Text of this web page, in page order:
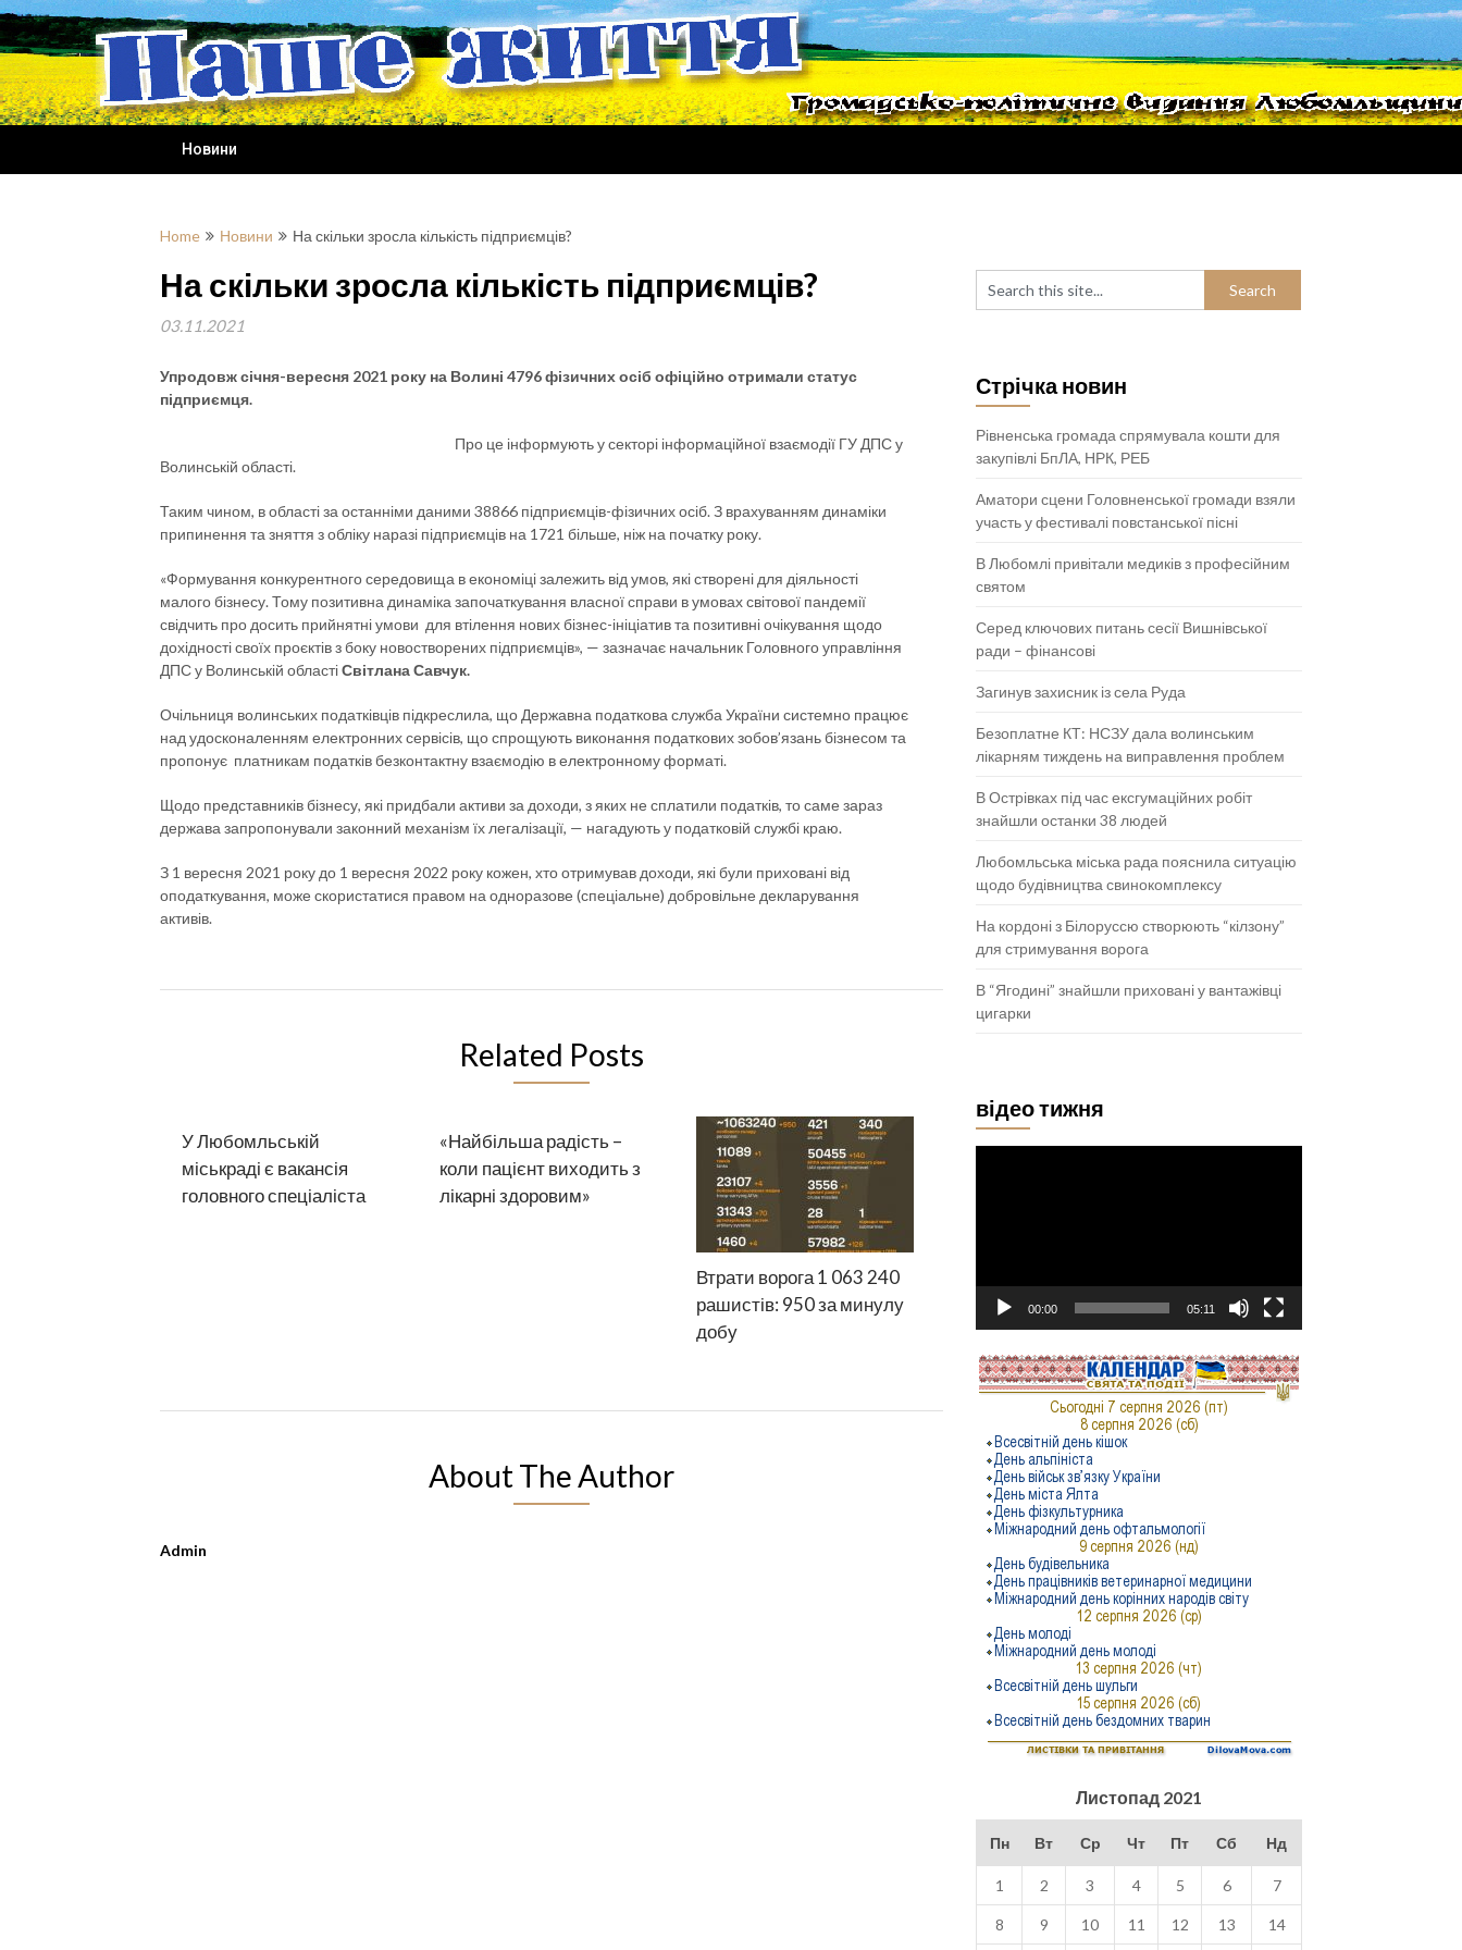
Skip
to
content
Новини
Home Новини На скільки зросла кількість підприємців?
На скільки зросла кількість підприємців?
03.11.2021
Упродовж січня-вересня 2021 року на Волині 4796 фізичних осіб офіційно отримали статус
підприємця.
Про це інформують у секторі інформаційної взаємодії ГУ ДПС у
Волинській області.
Таким чином, в області за останніми даними 38866 підприємців-фізичних осіб. З врахуванням динаміки
припинення та зняття з обліку наразі підприємців на 1721 більше, ніж на початку року.
«Формування конкурентного середовища в економіці залежить від умов, які створені для діяльності
малого бізнесу. Тому позитивна динаміка започаткування власної справи в умовах світової пандемії
свідчить про досить прийнятні умови для втілення нових бізнес-ініціатив та позитивні очікування щодо
дохідності своїх проєктів з боку новостворених підприємців», — зазначає начальник Головного управління
ДПС у Волинській областіСвітлана Савчук.
Очільниця волинських податківців підкреслила, що Державна податкова служба України системно працює
над удосконаленням електронних сервісів, що спрощують виконання податкових зобов’язань бізнесом та
пропонує платникам податків безконтактну взаємодію в електронному форматі.
Щодо представників бізнесу, які придбали активи за доходи, з яких не сплатили податків, то саме зараз
держава запропонували законний механізм їх легалізації, — нагадують у податковій службі краю.
З 1 вересня 2021 року до 1 вересня 2022 року кожен, хто отримував доходи, які були приховані від
оподаткування, може скористатися правом на одноразове (спеціальне) добровільне декларування
активів.
Related Posts
У Любомльській
міськраді є вакансія
головного спеціаліста
«Найбільша радість –
коли пацієнт виходить з
лікарні здоровим»
Втрати ворога 1 063 240
рашистів: 950 за минулу
добу
About The Author
Admin
Стрічка новин
Рівненська громада спрямувала кошти для
закупівлі БпЛА, НРК, РЕБ
Аматори сцени Головненської громади взяли
участь у фестивалі повстанської пісні
В Любомлі привітали медиків з професійним
святом
Серед ключових питань сесії Вишнівської
ради – фінансові
Загинув захисник із села Руда
Безоплатне КТ: НСЗУ дала волинським
лікарням тиждень на виправлення проблем
В Острівках під час ексгумаційних робіт
знайшли останки 38 людей
Любомльська міська рада пояснила ситуацію
щодо будівництва свинокомплексу
На кордоні з Білоруссю створюють “кілзону”
для стримування ворога
В “Ягодині” знайшли приховані у вантажівці
цигарки
відео тижня
00:00 05:11
Листопад 2021
Пн Вт Ср Чт Пт Сб Нд
1 2 3 4 5 6 7
8 9 10 11 12 13 14